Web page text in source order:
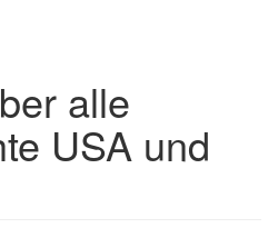
alle
USA und